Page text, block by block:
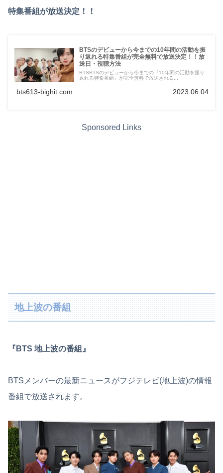
特集番組が放送決定！！
BTSのデビューから今までの10年間の活動を振
り返れる特集番組が完全無料で放送決定！！放
送日・視聴方法
BTSBTSのデビューから今までの『10年間の活動を振り
返れる特集番組』が完全無料で放送される...
bts613-bighit.com 2023.06.04
Sponsored Links
地上波の番組
『BTS 地上波の番組』
BTSメンバーの最新ニュースがフジテレビ(地上波)の情報
番組で放送されます。